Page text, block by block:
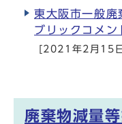
東大阪市一般
ブリックコメン
[2021年2月15
廃棄物減量